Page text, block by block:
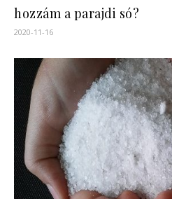
hozzám a parajdi só?
2020-11-16